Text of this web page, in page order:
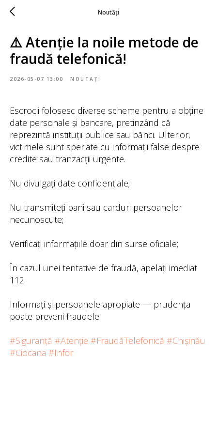
Noutăți
⚠️ Atenție la noile metode de
fraudă telefonică!
2026-05-07 13:00 NOUTAȚI
Escrocii folosesc diverse scheme pentru a obține
date personale și bancare, pretinzând că
reprezintă instituții publice sau bănci. Ulterior,
victimele sunt speriate cu informații false despre
credite sau tranzacții urgente.
Nu divulgați date confidențiale;
Nu transmiteți bani sau carduri persoanelor
necunoscute;
Verificați informațiile doar din surse oficiale;
În cazul unei tentative de fraudă, apelați imediat
112.
Informați și persoanele apropiate — prudența
poate preveni fraudele.
#Siguranță #Atenție #FraudăTelefonică #Chișinău
#Ciocana #Infor